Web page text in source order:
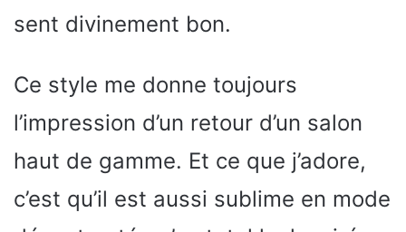
sent divinement bon.
Ce style me donne toujours
l’impression d’un retour d’un salon
haut de gamme. Et ce que j’adore,
c’est qu’il est aussi sublime en mode